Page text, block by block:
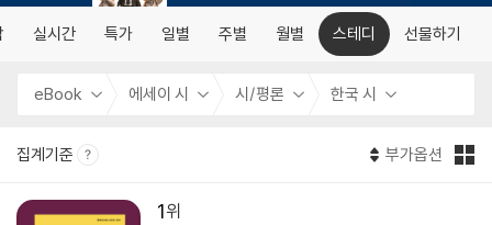
실시간 특가 일별 주별 월별 스테디 선물하기
eBook 에세이 시 시/평론 한국 시
집계기준 부가옵션
1